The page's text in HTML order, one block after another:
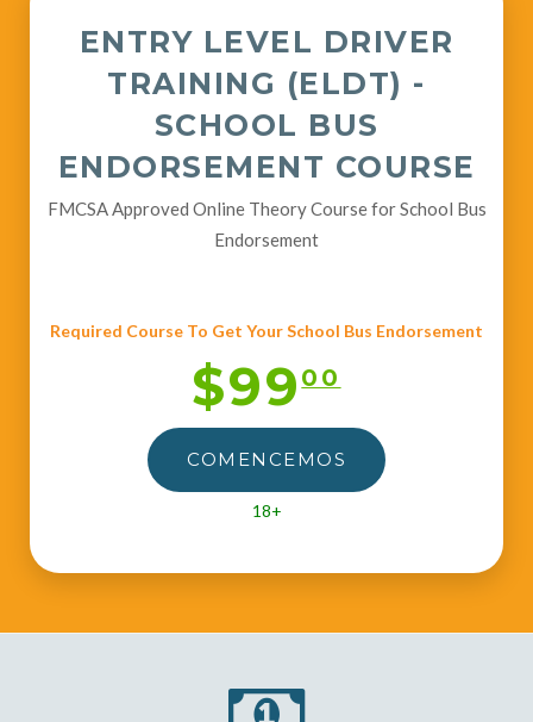
ENTRY LEVEL DRIVER
TRAINING (ELDT) -
SCHOOL BUS
ENDORSEMENT COURSE
FMCSA Approved Online Theory Course for School Bus
Endorsement
Required Course To Get Your School Bus Endorsement
$9900
COMENCEMOS
18+